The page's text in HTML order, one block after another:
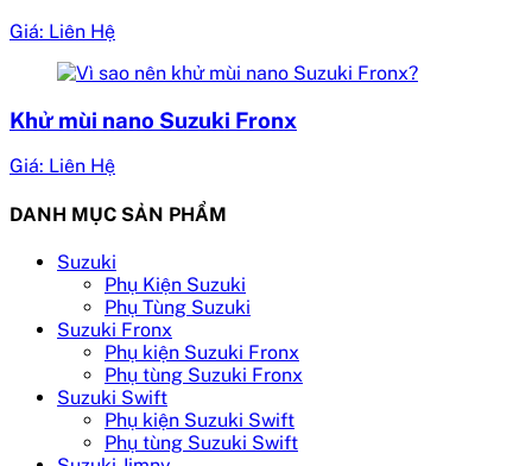
Giá: Liên Hệ
Khử mùi nano Suzuki Fronx
Giá: Liên Hệ
DANH MỤC SẢN PHẨM
Suzuki
Phụ Kiện Suzuki
Phụ Tùng Suzuki
Suzuki Fronx
Phụ kiện Suzuki Fronx
Phụ tùng Suzuki Fronx
Suzuki Swift
Phụ kiện Suzuki Swift
Phụ tùng Suzuki Swift